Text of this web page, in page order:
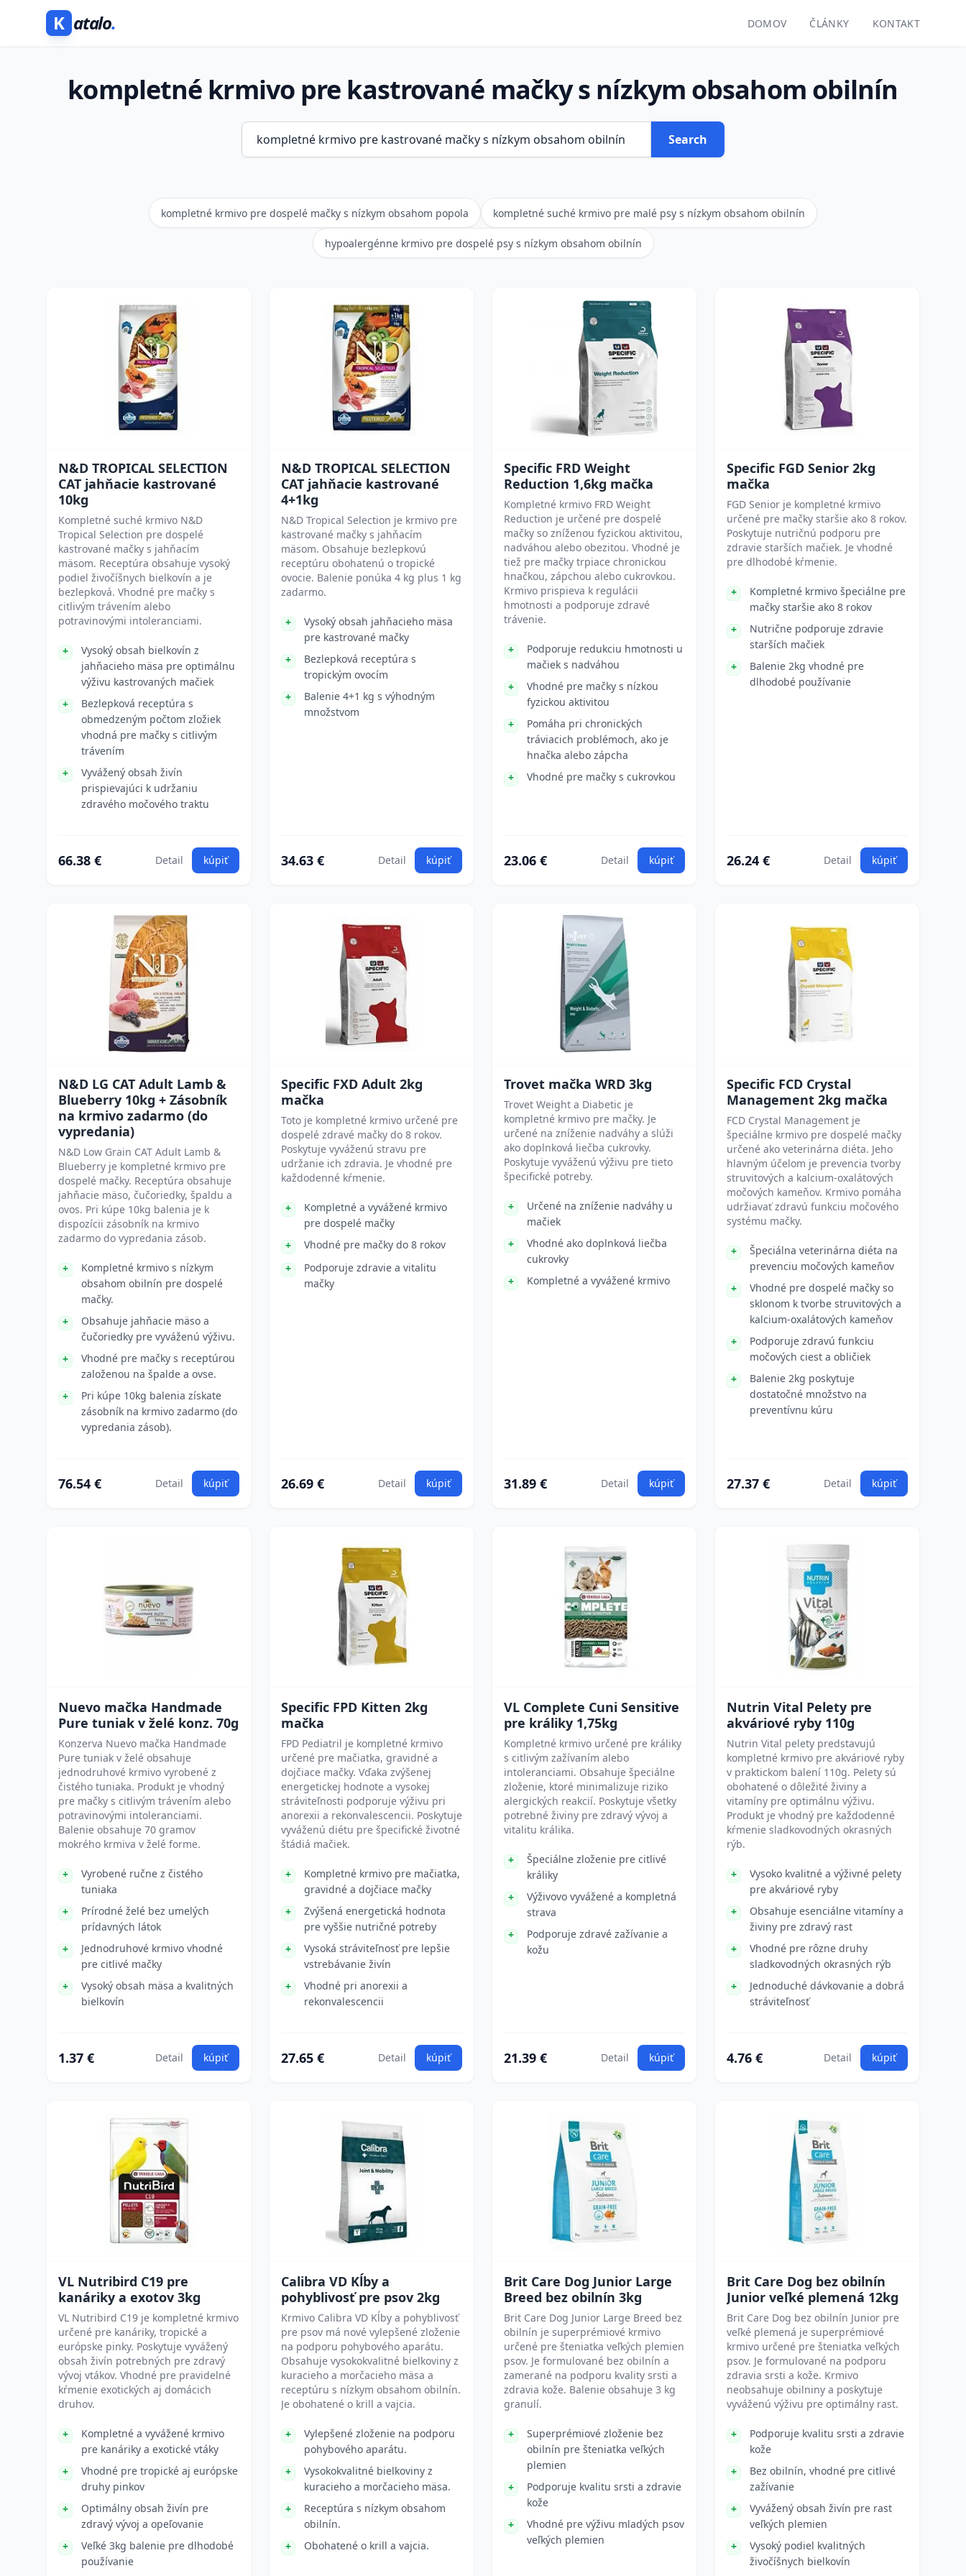
K atalo. DOMOV ČLÁNKY KONTAKT
kompletné krmivo pre kastrované mačky s nízkym obsahom obilnín
Search
kompletné krmivo pre dospelé mačky s nízkym obsahom popola kompletné suché krmivo pre malé psy s nízkym obsahom obilnín
hypoalergénne krmivo pre dospelé psy s nízkym obsahom obilnín
N&D TROPICAL SELECTION
CAT jahňacie kastrované
10kg
Kompletné suché krmivo N&D
Tropical Selection pre dospelé
kastrované mačky s jahňacím
mäsom. Receptúra obsahuje vysoký
podiel živočíšnych bielkovín a je
bezlepková. Vhodné pre mačky s
citlivým trávením alebo
potravinovými intoleranciami.
Vysoký obsah bielkovín z
jahňacieho mäsa pre optimálnu
výživu kastrovaných mačiek
Bezlepková receptúra s
obmedzeným počtom zložiek
vhodná pre mačky s citlivým
trávením
Vyvážený obsah živín
prispievajúci k udržaniu
zdravého močového traktu
66.38 € Detail kúpiť
N&D TROPICAL SELECTION
CAT jahňacie kastrované
4+1kg
N&D Tropical Selection je krmivo pre
kastrované mačky s jahňacím
mäsom. Obsahuje bezlepkovú
receptúru obohatenú o tropické
ovocie. Balenie ponúka 4 kg plus 1 kg
zadarmo.
Vysoký obsah jahňacieho mäsa
pre kastrované mačky
Bezlepková receptúra s
tropickým ovocím
Balenie 4+1 kg s výhodným
množstvom
34.63 € Detail kúpiť
Specific FRD Weight
Reduction 1,6kg mačka
Kompletné krmivo FRD Weight
Reduction je určené pre dospelé
mačky so zníženou fyzickou aktivitou,
nadváhou alebo obezitou. Vhodné je
tiež pre mačky trpiace chronickou
hnačkou, zápchou alebo cukrovkou.
Krmivo prispieva k regulácii
hmotnosti a podporuje zdravé
trávenie.
Podporuje redukciu hmotnosti u
mačiek s nadváhou
Vhodné pre mačky s nízkou
fyzickou aktivitou
Pomáha pri chronických
tráviacich problémoch, ako je
hnačka alebo zápcha
Vhodné pre mačky s cukrovkou
23.06 € Detail kúpiť
Specific FGD Senior 2kg
mačka
FGD Senior je kompletné krmivo
určené pre mačky staršie ako 8 rokov.
Poskytuje nutričnú podporu pre
zdravie starších mačiek. Je vhodné
pre dlhodobé kŕmenie.
Kompletné krmivo špeciálne pre
mačky staršie ako 8 rokov
Nutrične podporuje zdravie
starších mačiek
Balenie 2kg vhodné pre
dlhodobé používanie
26.24 € Detail kúpiť
N&D LG CAT Adult Lamb &
Blueberry 10kg + Zásobník
na krmivo zadarmo (do
vypredania)
N&D Low Grain CAT Adult Lamb &
Blueberry je kompletné krmivo pre
dospelé mačky. Receptúra obsahuje
jahňacie mäso, čučoriedky, špaldu a
ovos. Pri kúpe 10kg balenia je k
dispozícii zásobník na krmivo
zadarmo do vypredania zásob.
Kompletné krmivo s nízkym
obsahom obilnín pre dospelé
mačky.
Obsahuje jahňacie mäso a
čučoriedky pre vyváženú výživu.
Vhodné pre mačky s receptúrou
založenou na špalde a ovse.
Pri kúpe 10kg balenia získate
zásobník na krmivo zadarmo (do
vypredania zásob).
76.54 € Detail kúpiť
Specific FXD Adult 2kg
mačka
Toto je kompletné krmivo určené pre
dospelé zdravé mačky do 8 rokov.
Poskytuje vyváženú stravu pre
udržanie ich zdravia. Je vhodné pre
každodenné kŕmenie.
Kompletné a vyvážené krmivo
pre dospelé mačky
Vhodné pre mačky do 8 rokov
Podporuje zdravie a vitalitu
mačky
26.69 € Detail kúpiť
Trovet mačka WRD 3kg
Trovet Weight a Diabetic je
kompletné krmivo pre mačky. Je
určené na zníženie nadváhy a slúži
ako doplnková liečba cukrovky.
Poskytuje vyváženú výživu pre tieto
špecifické potreby.
Určené na zníženie nadváhy u
mačiek
Vhodné ako doplnková liečba
cukrovky
Kompletné a vyvážené krmivo
31.89 € Detail kúpiť
Specific FCD Crystal
Management 2kg mačka
FCD Crystal Management je
špeciálne krmivo pre dospelé mačky
určené ako veterinárna diéta. Jeho
hlavným účelom je prevencia tvorby
struvitových a kalcium-oxalátových
močových kameňov. Krmivo pomáha
udržiavať zdravú funkciu močového
systému mačky.
Špeciálna veterinárna diéta na
prevenciu močových kameňov
Vhodné pre dospelé mačky so
sklonom k tvorbe struvitových a
kalcium-oxalátových kameňov
Podporuje zdravú funkciu
močových ciest a obličiek
Balenie 2kg poskytuje
dostatočné množstvo na
preventívnu kúru
27.37 € Detail kúpiť
Nuevo mačka Handmade
Pure tuniak v želé konz. 70g
Konzerva Nuevo mačka Handmade
Pure tuniak v želé obsahuje
jednodruhové krmivo vyrobené z
čistého tuniaka. Produkt je vhodný
pre mačky s citlivým trávením alebo
potravinovými intoleranciami.
Balenie obsahuje 70 gramov
mokrého krmiva v želé forme.
Vyrobené ručne z čistého
tuniaka
Prírodné želé bez umelých
prídavných látok
Jednodruhové krmivo vhodné
pre citlivé mačky
Vysoký obsah mäsa a kvalitných
bielkovín
1.37 € Detail kúpiť
Specific FPD Kitten 2kg
mačka
FPD Pediatril je kompletné krmivo
určené pre mačiatka, gravidné a
dojčiace mačky. Vďaka zvýšenej
energetickej hodnote a vysokej
stráviteľnosti podporuje výživu pri
anorexii a rekonvalescencii. Poskytuje
vyváženú diétu pre špecifické životné
štádiá mačiek.
Kompletné krmivo pre mačiatka,
gravidné a dojčiace mačky
Zvýšená energetická hodnota
pre vyššie nutričné potreby
Vysoká stráviteľnosť pre lepšie
vstrebávanie živín
Vhodné pri anorexii a
rekonvalescencii
27.65 € Detail kúpiť
VL Complete Cuni Sensitive
pre králiky 1,75kg
Kompletné krmivo určené pre králiky
s citlivým zažívaním alebo
intoleranciami. Obsahuje špeciálne
zloženie, ktoré minimalizuje riziko
alergických reakcií. Poskytuje všetky
potrebné živiny pre zdravý vývoj a
vitalitu králika.
Špeciálne zloženie pre citlivé
králiky
Výživovo vyvážené a kompletná
strava
Podporuje zdravé zažívanie a
kožu
21.39 € Detail kúpiť
Nutrin Vital Pelety pre
akváriové ryby 110g
Nutrin Vital pelety predstavujú
kompletné krmivo pre akváriové ryby
v praktickom balení 110g. Pelety sú
obohatené o dôležité živiny a
vitamíny pre optimálnu výživu.
Produkt je vhodný pre každodenné
kŕmenie sladkovodných okrasných
rýb.
Vysoko kvalitné a výživné pelety
pre akváriové ryby
Obsahuje esenciálne vitamíny a
živiny pre zdravý rast
Vhodné pre rôzne druhy
sladkovodných okrasných rýb
Jednoduché dávkovanie a dobrá
stráviteľnosť
4.76 € Detail kúpiť
VL Nutribird C19 pre
kanáriky a exotov 3kg
VL Nutribird C19 je kompletné krmivo
určené pre kanáriky, tropické a
európske pinky. Poskytuje vyvážený
obsah živín potrebných pre zdravý
vývoj vtákov. Vhodné pre pravidelné
kŕmenie exotických aj domácich
druhov.
Kompletné a vyvážené krmivo
pre kanáriky a exotické vtáky
Vhodné pre tropické aj európske
druhy pinkov
Optimálny obsah živín pre
zdravý vývoj a opeľovanie
Veľké 3kg balenie pre dlhodobé
používanie
Calibra VD Kĺby a
pohyblivosť pre psov 2kg
Krmivo Calibra VD Kĺby a pohyblivosť
pre psov má nové vylepšené zloženie
na podporu pohybového aparátu.
Obsahuje vysokokvalitné bielkoviny z
kuracieho a morčacieho mäsa a
receptúru s nízkym obsahom obilnín.
Je obohatené o krill a vajcia.
Vylepšené zloženie na podporu
pohybového aparátu.
Vysokokvalitné bielkoviny z
kuracieho a morčacieho mäsa.
Receptúra s nízkym obsahom
obilnín.
Obohatené o krill a vajcia.
Brit Care Dog Junior Large
Breed bez obilnín 3kg
Brit Care Dog Junior Large Breed bez
obilnín je superprémiové krmivo
určené pre šteniatka veľkých plemien
psov. Je formulované bez obilnín a
zamerané na podporu kvality srsti a
zdravia kože. Balenie obsahuje 3 kg
granulí.
Superprémiové zloženie bez
obilnín pre šteniatka veľkých
plemien
Podporuje kvalitu srsti a zdravie
kože
Vhodné pre výživu mladých psov
veľkých plemien
Brit Care Dog bez obilnín
Junior veľké plemená 12kg
Brit Care Dog bez obilnín Junior pre
veľké plemená je superprémiové
krmivo určené pre šteniatka veľkých
psov. Je formulované na podporu
zdravia srsti a kože. Krmivo
neobsahuje obilniny a poskytuje
vyváženú výživu pre optimálny rast.
Podporuje kvalitu srsti a zdravie
kože
Bez obilnín, vhodné pre citlivé
zažívanie
Vyvážený obsah živín pre rast
veľkých plemien
Vysoký podiel kvalitných
živočíšnych bielkovín